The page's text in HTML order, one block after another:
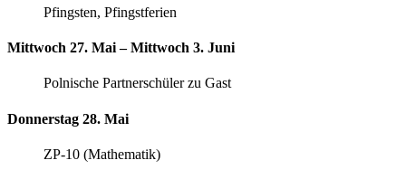
Pfingsten, Pfingstferien
Mittwoch 27. Mai – Mittwoch 3. Juni
Polnische Partnerschüler zu Gast
Donnerstag 28. Mai
ZP-10 (Mathematik)